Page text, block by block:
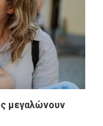
μεγαλώνουν